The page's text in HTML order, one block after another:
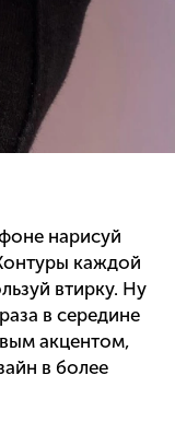
нарисуй
каждой
втирку. Ну
в середине
акцентом,
в более